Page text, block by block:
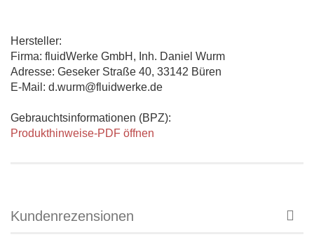
Hersteller:
Firma: fluidWerke GmbH, Inh. Daniel Wurm
Adresse: Geseker Straße 40, 33142 Büren
E-Mail: d.wurm@fluidwerke.de
Gebrauchtsinformationen (BPZ):
Produkthinweise-PDF öffnen
Kundenrezensionen